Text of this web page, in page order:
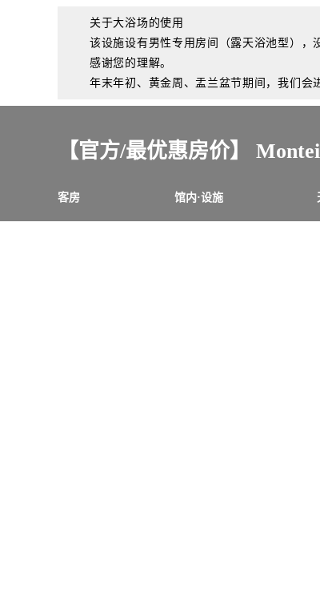
关于大浴场的使用
该设施设有男性专用房间（露天浴池型），
感谢您的理解。
年末年初、黄金周、盂兰盆节期间，我们会
【官方/最优惠房价】
客房 馆内·设施